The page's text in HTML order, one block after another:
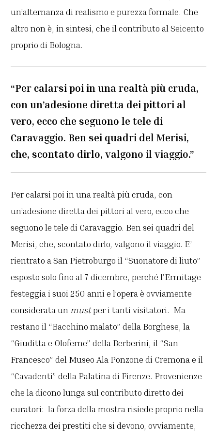
un’alternanza di realismo e purezza formale. Che
altro non è, in sintesi, che il contributo al Seicento
proprio di Bologna.
“Per calarsi poi in una realtà più cruda,
con un’adesione diretta dei pittori al
vero, ecco che seguono le tele di
Caravaggio. Ben sei quadri del Merisi,
che, scontato dirlo, valgono il viaggio.”
Per calarsi poi in una realtà più cruda, con
un’adesione diretta dei pittori al vero, ecco che
seguono le tele di Caravaggio. Ben sei quadri del
Merisi, che, scontato dirlo, valgono il viaggio. E’
rientrato a San Pietroburgo il “Suonatore di liuto”
esposto solo fino al 7 dicembre, perché l’Ermitage
festeggia i suoi 250 anni e l’opera è ovviamente
considerata un mustper i tanti visitatori. Ma
restano il “Bacchino malato” della Borghese, la
“Giuditta e Oloferne” della Berberini, il “San
Francesco” del Museo Ala Ponzone di Cremona e il
“Cavadenti” della Palatina di Firenze. Provenienze
che la dicono lunga sul contributo diretto dei
curatori: la forza della mostra risiede proprio nella
ricchezza dei prestiti che si devono, ovviamente,